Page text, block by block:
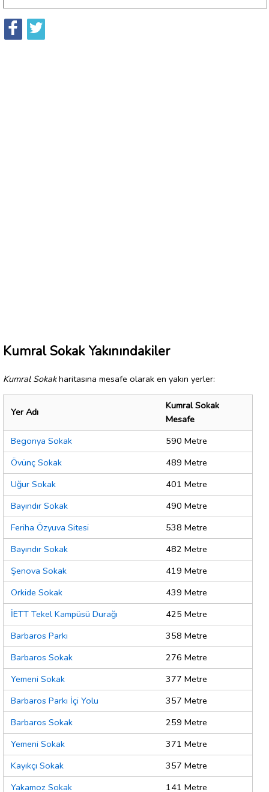
Kumral Sokak Yakınındakiler
Kumral Sokakharitasına mesafe olarak en yakın yerler:
Yer Adı
Kumral Sokak
Mesafe
Begonya Sokak
590 Metre
Övünç Sokak
489 Metre
Uğur Sokak
401 Metre
Bayındır Sokak
490 Metre
Feriha Özyuva Sitesi
538 Metre
Bayındır Sokak
482 Metre
Şenova Sokak
419 Metre
Orkide Sokak
439 Metre
İETT Tekel Kampüsü Durağı
425 Metre
Barbaros Parkı
358 Metre
Barbaros Sokak
276 Metre
Yemeni Sokak
377 Metre
Barbaros Parkı İçi Yolu
357 Metre
Barbaros Sokak
259 Metre
Yemeni Sokak
371 Metre
Kayıkçı Sokak
357 Metre
Yakamoz Sokak
141 Metre